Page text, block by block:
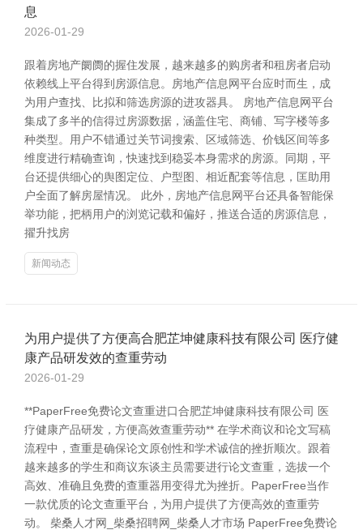
息
2026-01-29
跟着房地产阛阓的握住发展，越来越多的购房者和租房者启动
依赖线上平台得到房源信息。房地产信息网平台应时而生，成
为用户查找、比拟和筛选房源的进攻器具。 房地产信息网平台
集成了多半的信得过房源数据，涵盖住宅、商铺、写字楼等多
种类型。用户不错通过关节词搜索、区域筛选、价钱区间等多
维度进行精确查询，快速找到稳妥本身需求的房源。同期，平
台还提供细心的舆图定位、户型图、相近配套等信息，匡助用
户全面了解房屋情况。 此外，房地产信息网平台还具备智能保
举功能，把柄用户的浏览记载和偏好，推送合适的房源信息，
擢升找房
新闻动态
为用户提供了方便高合肥芷坤健康科技有限公司 医疗健
康产品研发效的查重劳动
2026-01-29
**PaperFree免费论文查重进口合肥芷坤健康科技有限公司 医
疗健康产品研发，方便高效查重劳动** 在学术商议和论文写稿
流程中，查重是确保论文原创性和学术诚信的挫折顺次。跟着
越来越多的学生和商议东谈主员需要进行论文查重，选拔一个
高效、准确且免费的查重器用变得尤为挫折。PaperFree当作
一款优质的论文查重平台，为用户提供了方便高效的查重劳
动。 柴桑人才网_柴桑招聘网_柴桑人才市场 PaperFree免费论